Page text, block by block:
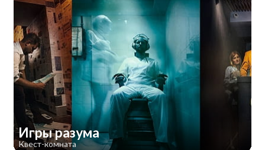
Игры разума
Квест-комната